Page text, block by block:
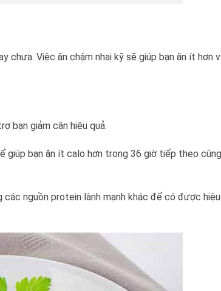
chưa. Việc ăn chậm nhai kỹ sẽ giúp bạn ăn ít hơn
bạn giảm cân hiệu quả.
giúp bạn ăn ít calo hơn trong 36 giờ tiếp theo cũng
nguồn protein lành mạnh khác để có được hiệu